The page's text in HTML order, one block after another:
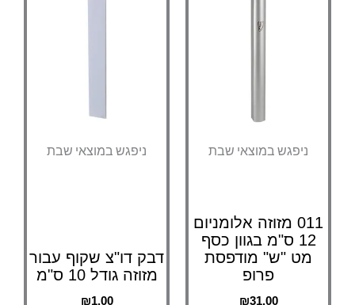
ניפגש במוצאי שבת
011 מזוזה אלומניום
12 ס"מ בגוון כסף
מט "ש" מודפסת
₪
ניפגש במוצאי שבת
דבק דו"צ שקוף עבור
מזוזה גודל 10 ס"מ